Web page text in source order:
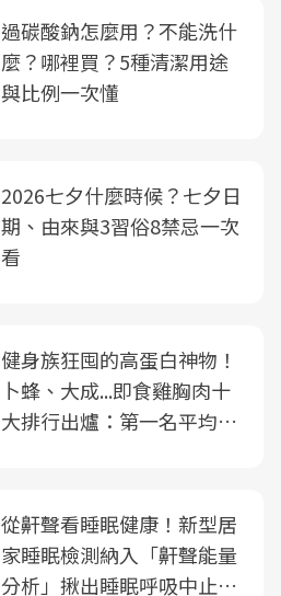
過碳酸鈉怎麼用？不能洗什
麼？哪裡買？5種清潔用途
與比例一次懂
2026七夕什麼時候？七夕日
期、由來與3習俗8禁忌一次
看
健身族狂囤的高蛋白神物！
卜蜂、大成...即食雞胸肉十
大排行出爐：第一名平均一
從鼾聲看睡眠健康！新型居
家睡眠檢測納入「鼾聲能量
分析」揪出睡眠呼吸中止症